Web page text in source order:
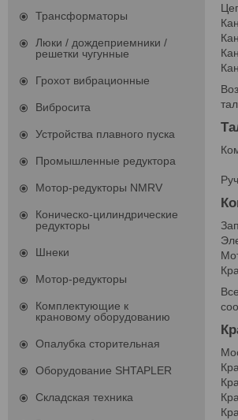
Трансформаторы
Люки / дождеприемники /
решетки чугунные
Грохот вибрационные
Вибросита
Устройства плавного пуска
Промышленные редуктора
Мотор-редукторы NMRV
Коническо-цилиндрические
редукторы
Шнеки
Мотор-редукторы
Комплектующие к
крановому оборудованию
Опалубка сторительная
Оборудование SHTAPLER
Складская техника